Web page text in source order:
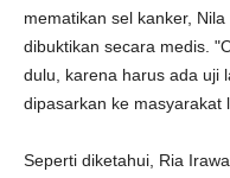
mematikan sel kanker,
dibuktikan secara medis.
dulu, karena harus ada uji
dipasarkan ke masyarakat
Seperti diketahui, Ria